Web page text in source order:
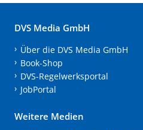
DVS Media GmbH
Über die DVS Media GmbH
Book-Shop
DVS-Regelwerksportal
JobPortal
Weitere Medien